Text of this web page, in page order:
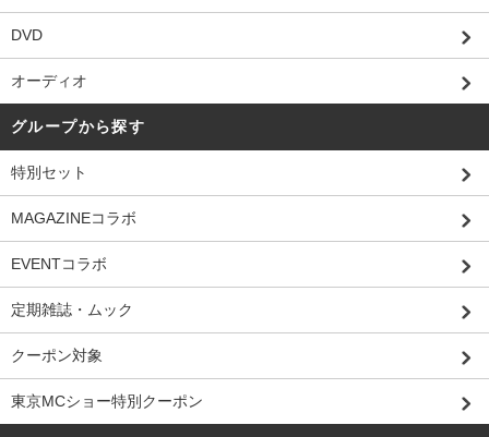
DVD
オーディオ
グループから探す
特別セット
MAGAZINEコラボ
EVENTコラボ
定期雑誌・ムック
クーポン対象
東京MCショー特別クーポン